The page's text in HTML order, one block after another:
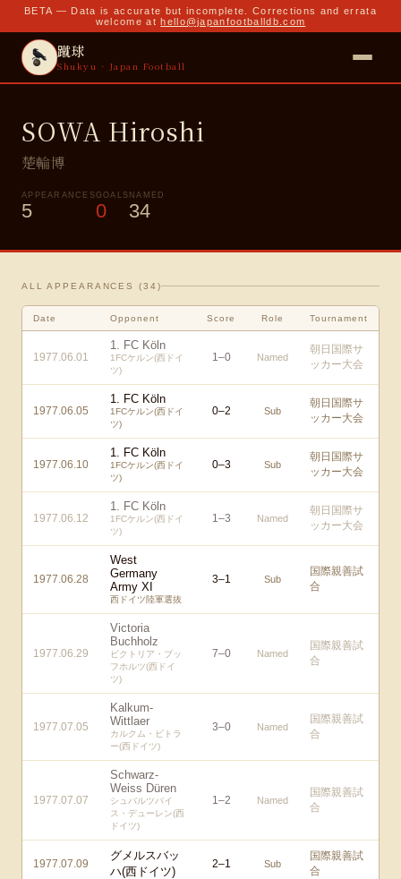
BETA — Data is accurate but incomplete. Corrections and errata
welcome at hello@japanfootballdb.com
蹴球
Shukyu · Japan Football
SOWA Hiroshi
楚輪博
APPEARANCES
5
GOALS
0
NAMED
34
ALL APPEARANCES (34 )
Date Opponent Score Role Tournament
1977.06.01
1. FC Köln
1FCケルン(西ドイ
ツ)
1–0 Named
朝日国際サ
ッカー大会
1977.06.05
1. FC Köln
1FCケルン(西ドイ
ツ)
0–2 Sub
朝日国際サ
ッカー大会
1977.06.10
1. FC Köln
1FCケルン(西ドイ
ツ)
0–3 Sub
朝日国際サ
ッカー大会
1977.06.12
1. FC Köln
1FCケルン(西ドイ
ツ)
1–3 Named
朝日国際サ
ッカー大会
1977.06.28
West
Germany
Army XI
西ドイツ陸軍選抜
3–1 Sub
国際親善試
合
1977.06.29
Victoria
Buchholz
ビクトリア・ブッ
フホルツ(西ドイ
ツ)
7–0 Named
国際親善試
合
1977.07.05
Kalkum-
Wittlaer
カルクム・ビトラ
ー(西ドイツ)
3–0 Named
国際親善試
合
1977.07.07
Schwarz-
Weiss Düren
シュバルツバイ
ス・デューレン(西
ドイツ)
1–2 Named
国際親善試
合
1977.07.09
グメルスバッ
ハ(西ドイツ)
2–1 Sub
国際親善試
合